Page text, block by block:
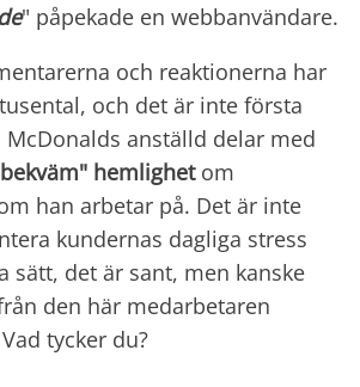
" påpekade en webbanvändare.
och reaktionerna har
och det är inte första
McDonalds anställd delar med
hemlighetom
han arbetar på. Det är inte
kundernas dagliga stress
sätt, det är sant, men kanske
den här medarbetaren
tycker du?